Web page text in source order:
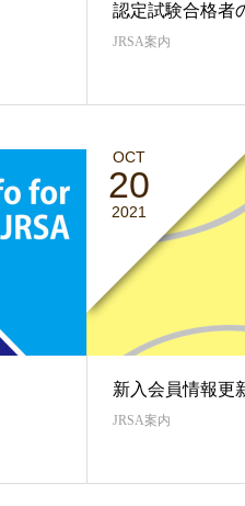
認定試験合格者
JRSA案内
OCT
20
2021
新入会員情報更
JRSA案内